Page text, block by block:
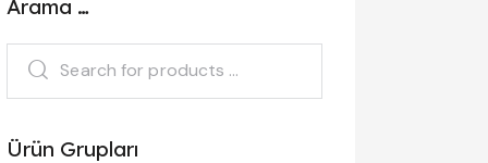
Arama …
Ürün Grupları